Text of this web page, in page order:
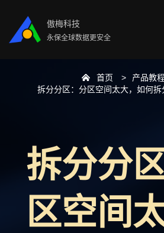
傲梅科技
永保全球数据更安全
数据恢复
数据备份
首页
产品教
拆分分区：分区空间太大，如何拆
拆分分
区空间